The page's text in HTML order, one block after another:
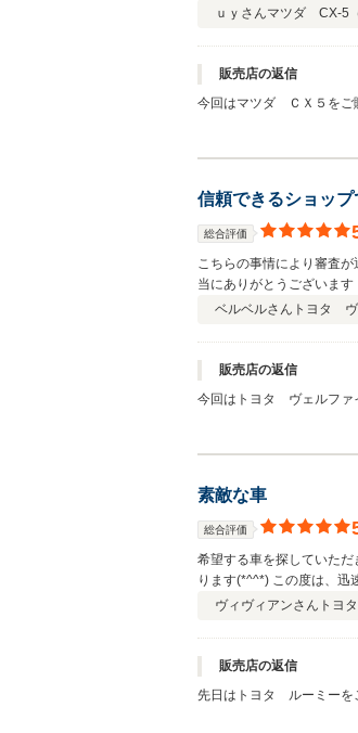
ｕｙさんマツダ CX-5
販売店の返信
今回はマツダ ＣＸ５をご
信頼できるショップ
総合評価
こちらの事情により審査
当にありがとうございま
たように素人では気づか
ベルベルさん トヨタ ヴ
販売店の返信
今回はトヨタ ヴェルファ
素敵な車
総合評価
希望する車を探していた
ります(*^^*) この度は、迅
ヴィヴィアンさん トヨ
販売店の返信
先日はトヨタ ルーミーを